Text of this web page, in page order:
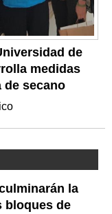
de
medidas
de secano
la
bloques de